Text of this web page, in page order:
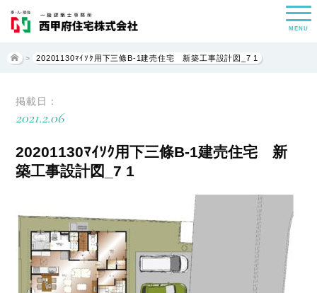
MENU
> 20201130ﾏｲｿｸ用下三條B-1建売住宅 新築工事設計図_7 1
掲載日：
2021.2.06
20201130ﾏｲｿｸ用下三條B-1建売住宅 新
築工事設計図_7 1